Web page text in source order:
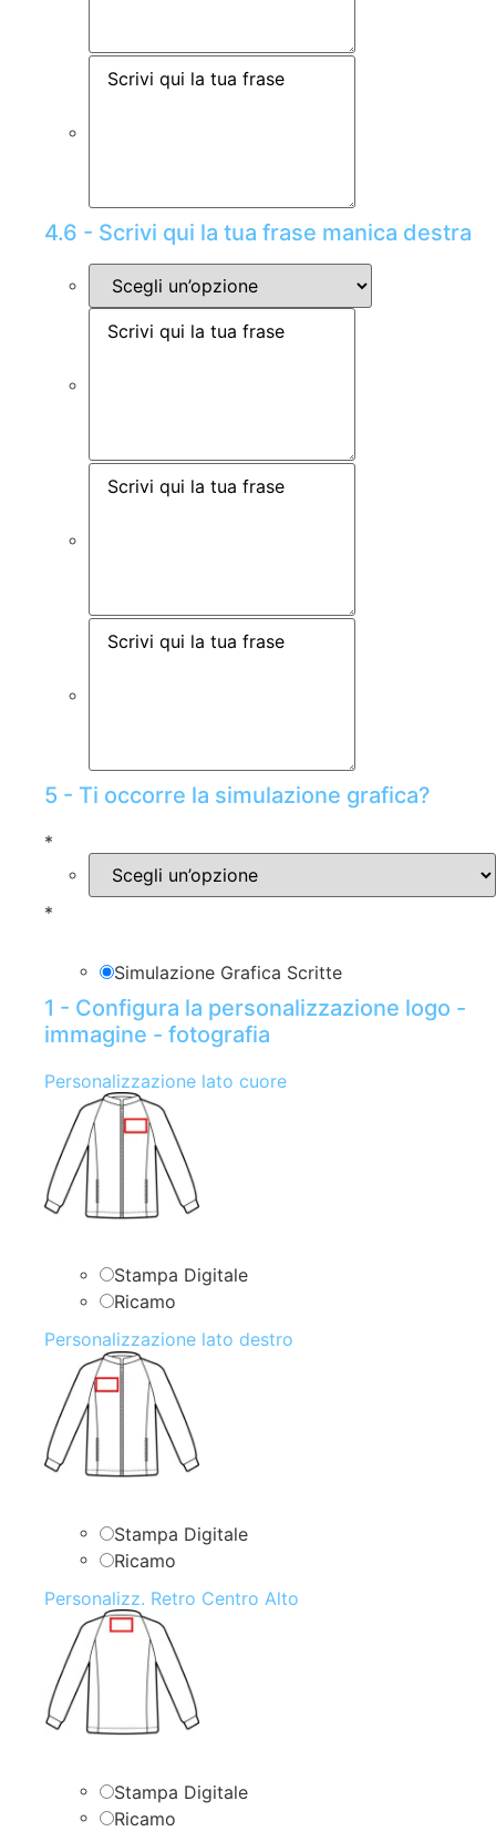
4.6 - Scrivi qui la tua frase manica destra
5 - Ti occorre la simulazione grafica?
*
*
Simulazione Grafica Scritte
1 - Configura la personalizzazione logo -
immagine - fotografia
Personalizzazione lato cuore
Stampa Digitale
Ricamo
Personalizzazione lato destro
Stampa Digitale
Ricamo
Personalizz. Retro Centro Alto
Stampa Digitale
Ricamo